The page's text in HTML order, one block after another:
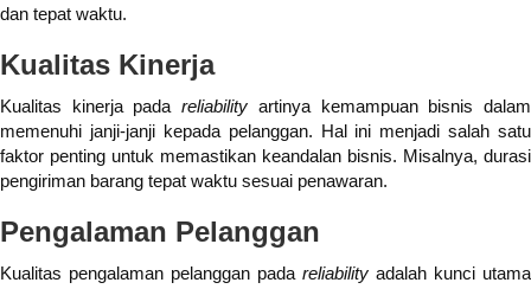
dan tepat waktu.
Kualitas Kinerja
Kualitas kinerja padareliability artinya kemampuan bisnis dalam
memenuhi janji-janji kepada pelanggan. Hal ini menjadi salah satu
faktor penting untuk memastikan keandalan bisnis. Misalnya, durasi
pengiriman barang tepat waktu sesuai penawaran.
Pengalaman Pelanggan
Kualitas pengalaman pelanggan pada reliability adalah kunci utama